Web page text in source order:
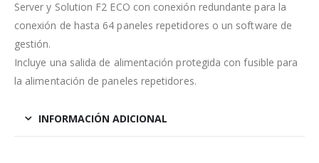
Server y Solution F2 ECO con conexión redundante para la
conexión de hasta 64 paneles repetidores o un software de
gestión.
Incluye una salida de alimentación protegida con fusible para
la alimentación de paneles repetidores.
INFORMACIÓN ADICIONAL